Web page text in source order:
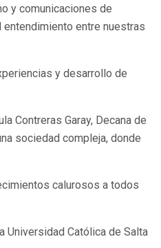
y comunicaciones de
entendimiento entre nuestras
y desarrollo de
Contreras Garay, Decana de
sociedad compleja, donde
calurosos a todos
Universidad Católica de Salta